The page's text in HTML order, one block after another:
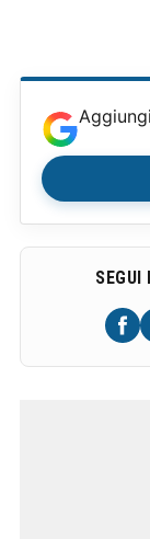
Aggiungi